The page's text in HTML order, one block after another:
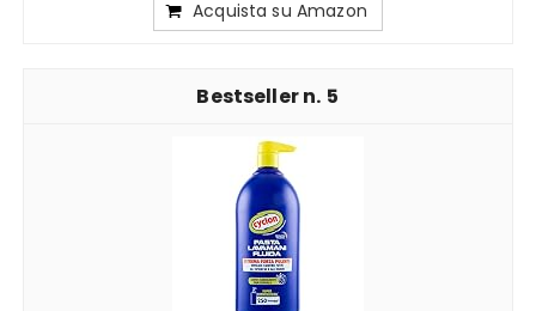
Acquista su Amazon
5